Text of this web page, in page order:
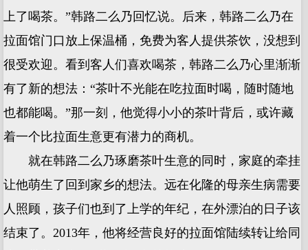
上了喝茶。”韩路二么乃回忆说。后来，韩路二么乃在
拉面馆门口放上保温桶，免费为客人提供茶饮，没想到
很受欢迎。看到客人们喜欢喝茶，韩路二么乃心里渐渐
有了新的想法：“茶叶不光能在吃拉面时喝，随时随地
也都能喝。”那一刻，他觉得小小的茶叶背后，或许藏
着一个比拉面生意更有潜力的商机。
就在韩路二么乃琢磨茶叶生意的同时，家庭的牵挂
让他萌生了回到家乡的想法。远在化隆的母亲生病需要
人照顾，孩子们也到了上学的年纪，在外漂泊的日子该
结束了。2013年，他将经营良好的拉面馆陆续转让给同